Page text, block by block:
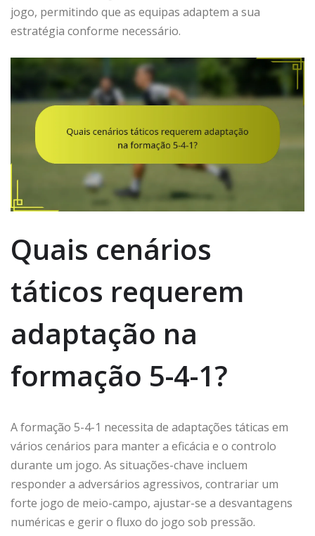
jogo, permitindo que as equipas adaptem a sua
estratégia conforme necessário.
Quais cenários
táticos requerem
adaptação na
formação 5-4-1?
A formação 5-4-1 necessita de adaptações táticas em
vários cenários para manter a eficácia e o controlo
durante um jogo. As situações-chave incluem
responder a adversários agressivos, contrariar um
forte jogo de meio-campo, ajustar-se a desvantagens
numéricas e gerir o fluxo do jogo sob pressão.